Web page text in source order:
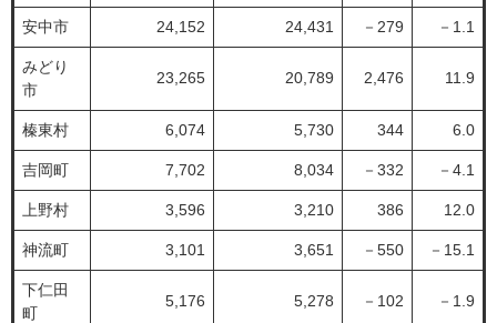
安中市 24,152 24,431 －279 －1.1
みどり
市
23,265 20,789 2,476 11.9
榛東村 6,074 5,730 344 6.0
吉岡町 7,702 8,034 －332 －4.1
上野村 3,596 3,210 386 12.0
神流町 3,101 3,651 －550 －15.1
下仁田
町
5,176 5,278 －102 －1.9